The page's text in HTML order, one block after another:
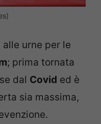
urne per le
; prima tornata
dal Covid ed è
sia massima,